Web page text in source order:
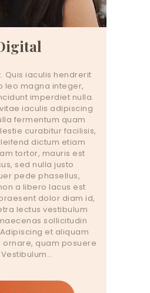
Quis iaculis hendrerit
leo magna integer,
imperdiet nulla.
iaculis adipiscing
fermentum quam
curabitur facilisis,
dictum etiam
tortor, mauris est
sed nulla justo
pede phasellus,
a libero lacus est
dolor diam id,
lectus vestibulum
sollicitudin
et aliquam
ornare, quam posuere